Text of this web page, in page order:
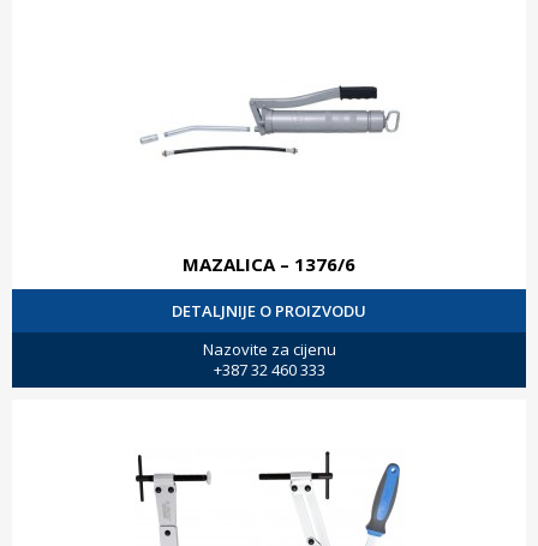
MAZALICA – 1376/6
DETALJNIJE O PROIZVODU
Nazovite za cijenu
+387 32 460 333